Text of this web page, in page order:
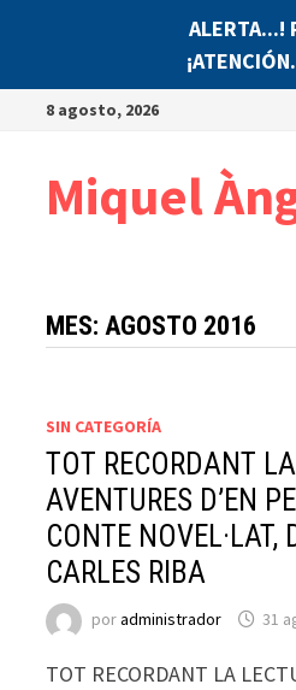
Saltar8 agosto, 2026
Miquel
MES:AGOSTO 2016
SIN CATEGORÍA
TOT RECORDANT
AVENTURES D’EN
CONTE NOVEL·LAT,
CARLES RIBA
poradministrador 31
TOT RECORDANT LA